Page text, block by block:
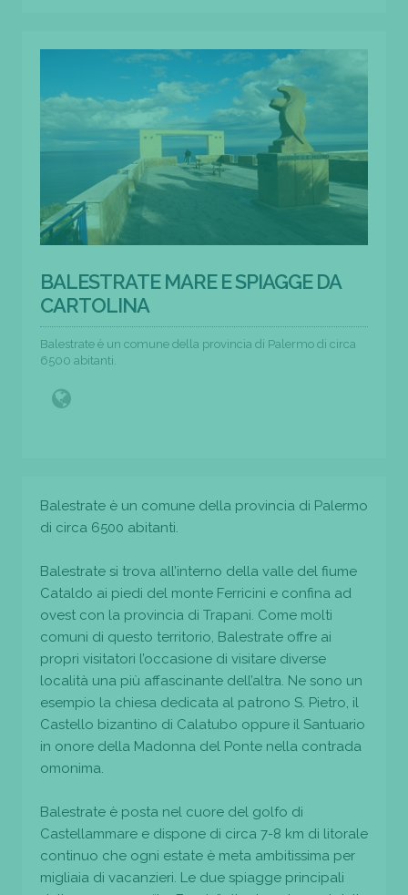
BALESTRATE MARE E SPIAGGE DA
CARTOLINA
Balestrate è un comune della provincia di Palermo di circa
6500 abitanti.
Balestrate è un comune della provincia di Palermo
di circa 6500 abitanti.
Balestrate si trova all’interno della valle del fiume
Cataldo ai piedi del monte Ferricini e confina ad
ovest con la provincia di Trapani. Come molti
comuni di questo territorio, Balestrate offre ai
propri visitatori l’occasione di visitare diverse
località una più affascinante dell’altra. Ne sono un
esempio la chiesa dedicata al patrono S. Pietro, il
Castello bizantino di Calatubo oppure il Santuario
in onore della Madonna del Ponte nella contrada
omonima.
Balestrate è posta nel cuore del golfo di
Castellammare e dispone di circa 7-8 km di litorale
continuo che ogni estate è meta ambitissima per
migliaia di vacanzieri. Le due spiagge principali